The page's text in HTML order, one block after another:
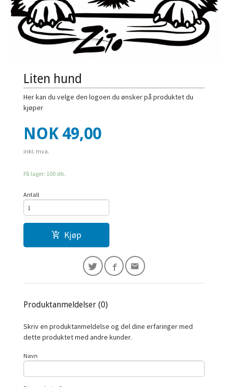
Liten hund
Her kan du velge den logoen du ønsker på produktet du
kjøper
Pris
NOK 49,00
inkl. mva.
På lager: 100 stk.
Antall
Kjøp
Produktanmeldelser (0)
Skriv en produktanmeldelse og del dine erfaringer med
dette produktet med andre kunder.
Navn